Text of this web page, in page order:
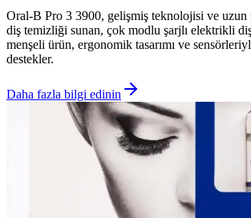
Oral-B Pro 3 3900, gelişmiş teknolojisi ve
diş temizliği sunan, çok modlu şarjlı elektrikli diş
menşeli ürün, ergonomik tasarımı ve
destekler.
Daha fazla bilgi edinin